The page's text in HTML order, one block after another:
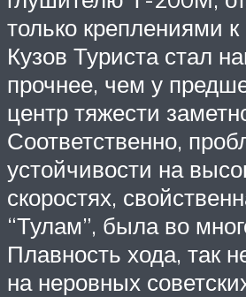
только креплениями к
Кузов Туриста стал
прочнее, чем у
центр тяжести
Соответственно,
устойчивости на
скоростях,
“Тулам”, была во
Плавность хода, так
на неровных